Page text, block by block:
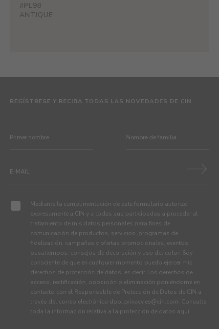
#PL98
ANTIQUE
REGÍSTRESE Y RECIBA TODAS LAS NOVEDADES DE CIN
Mediante la cumplimentación de este formulario autorizo
expresamente a CIN y a todas sus participadas a proceder al
tratamiento de mis datos personales para fines de
comunicación de productos, servicios, programas de
fidelización, campañas y ofertas promocionales, eventos,
pasatiempos, consejos de decoración y uso del color. Soy
consciente de que en cualquier momento puedo ejercer mis
derechos de protección de datos, es decir, los derechos de
acceso, rectificación, oposición o eliminación poniéndome en
contacto con el Responsable de Protección de Datos de CIN a
través del correo electrónico dpo_privacy.es@cin.com. Consulte
toda la información relativa a la protección de datos aquí.